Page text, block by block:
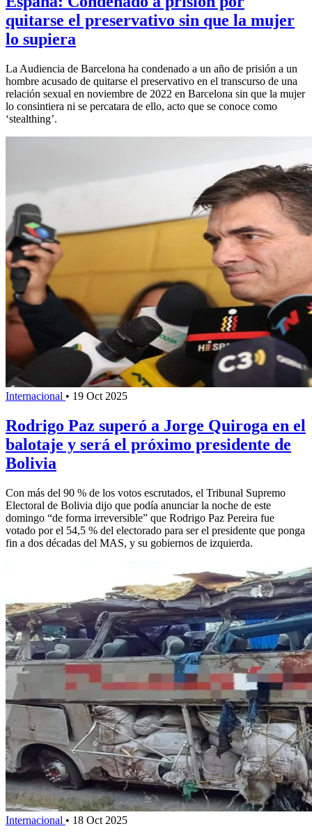
quitarse el preservativo sin que la mujer
lo supiera
La Audiencia de Barcelona ha condenado a un año de prisión a un
hombre acusado de quitarse el preservativo en el transcurso de una
relación sexual en noviembre de 2022 en Barcelona sin que la mujer
lo consintiera ni se percatara de ello, acto que se conoce como
‘stealthing’.
Internacional • 19 Oct 2025
Rodrigo Paz superó a Jorge Quiroga en el
balotaje y será el próximo presidente de
Bolivia
Con más del 90 % de los votos escrutados, el Tribunal Supremo
Electoral de Bolivia dijo que podía anunciar la noche de este
domingo “de forma irreversible” que Rodrigo Paz Pereira fue
votado por el 54,5 % del electorado para ser el presidente que ponga
fin a dos décadas del MAS, y su gobiernos de izquierda.
Internacional • 18 Oct 2025